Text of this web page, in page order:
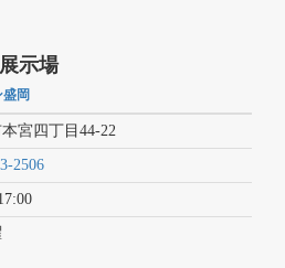
示場
盛岡
宮四丁目44-22
2506